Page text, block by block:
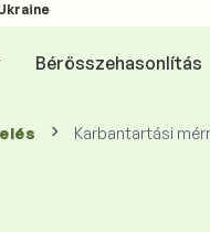
Bérösszehasonlítás
Karbantartási